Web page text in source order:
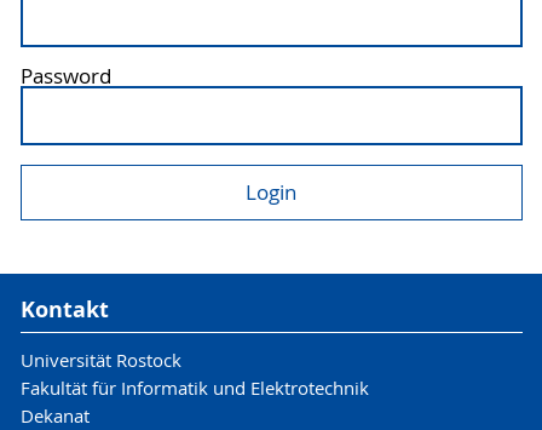
Password
Kontakt
Universität Rostock
Fakultät für Informatik und Elektrotechnik
Dekanat